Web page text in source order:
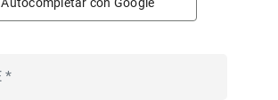
Autocompletar con Google